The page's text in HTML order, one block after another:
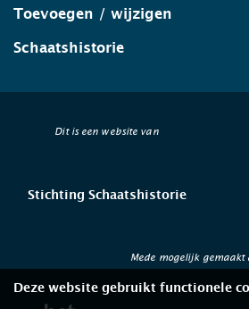
Toevoegen / wijzigen
Schaatshistorie
Dit is een website van
Stichting Schaatshistorie
Mede mogelijk gemaakt
Deze website gebruikt functionele